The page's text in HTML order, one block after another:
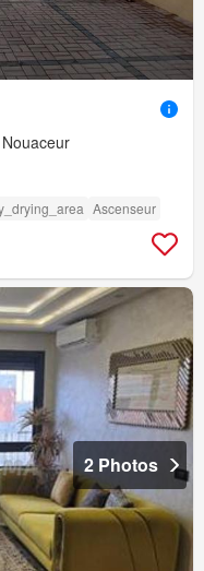
Ascenseur
2 Photos